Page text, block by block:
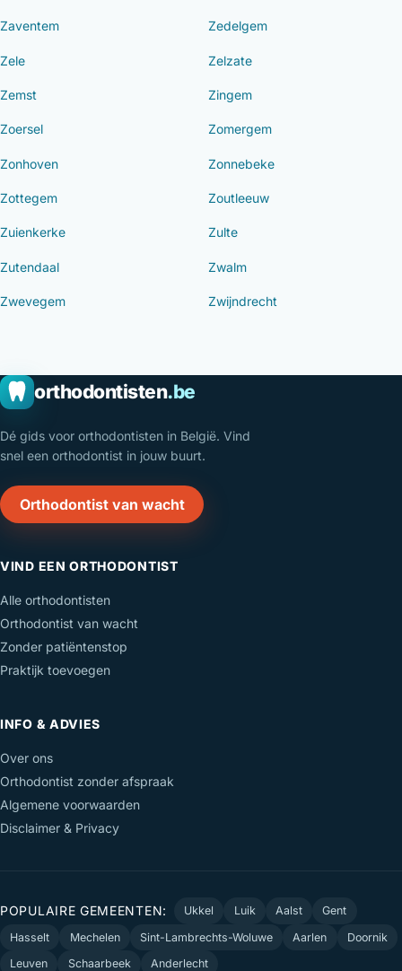
Zaventem Zedelgem
Zele Zelzate
Zemst Zingem
Zoersel Zomergem
Zonhoven Zonnebeke
Zottegem Zoutleeuw
Zuienkerke Zulte
Zutendaal Zwalm
Zwevegem Zwijndrecht
orthodontisten.be
Dé gids voor orthodontisten in België. Vind
snel een orthodontist in jouw buurt.
Orthodontist van wacht
VIND EEN ORTHODONTIST
Alle orthodontisten
Orthodontist van wacht
Zonder patiëntenstop
Praktijk toevoegen
INFO & ADVIES
Over ons
Orthodontist zonder afspraak
Algemene voorwaarden
Disclaimer & Privacy
POPULAIRE GEMEENTEN: Ukkel Luik Aalst
Gent
Hasselt
Mechelen Sint-Lambrechts-Woluwe Aarlen
Doornik
Leuven
Schaarbeek Anderlecht